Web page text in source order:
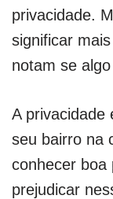
privacidade.
significar
notam se
A privacidade
seu bairro na
conhecer boa
prejudicar